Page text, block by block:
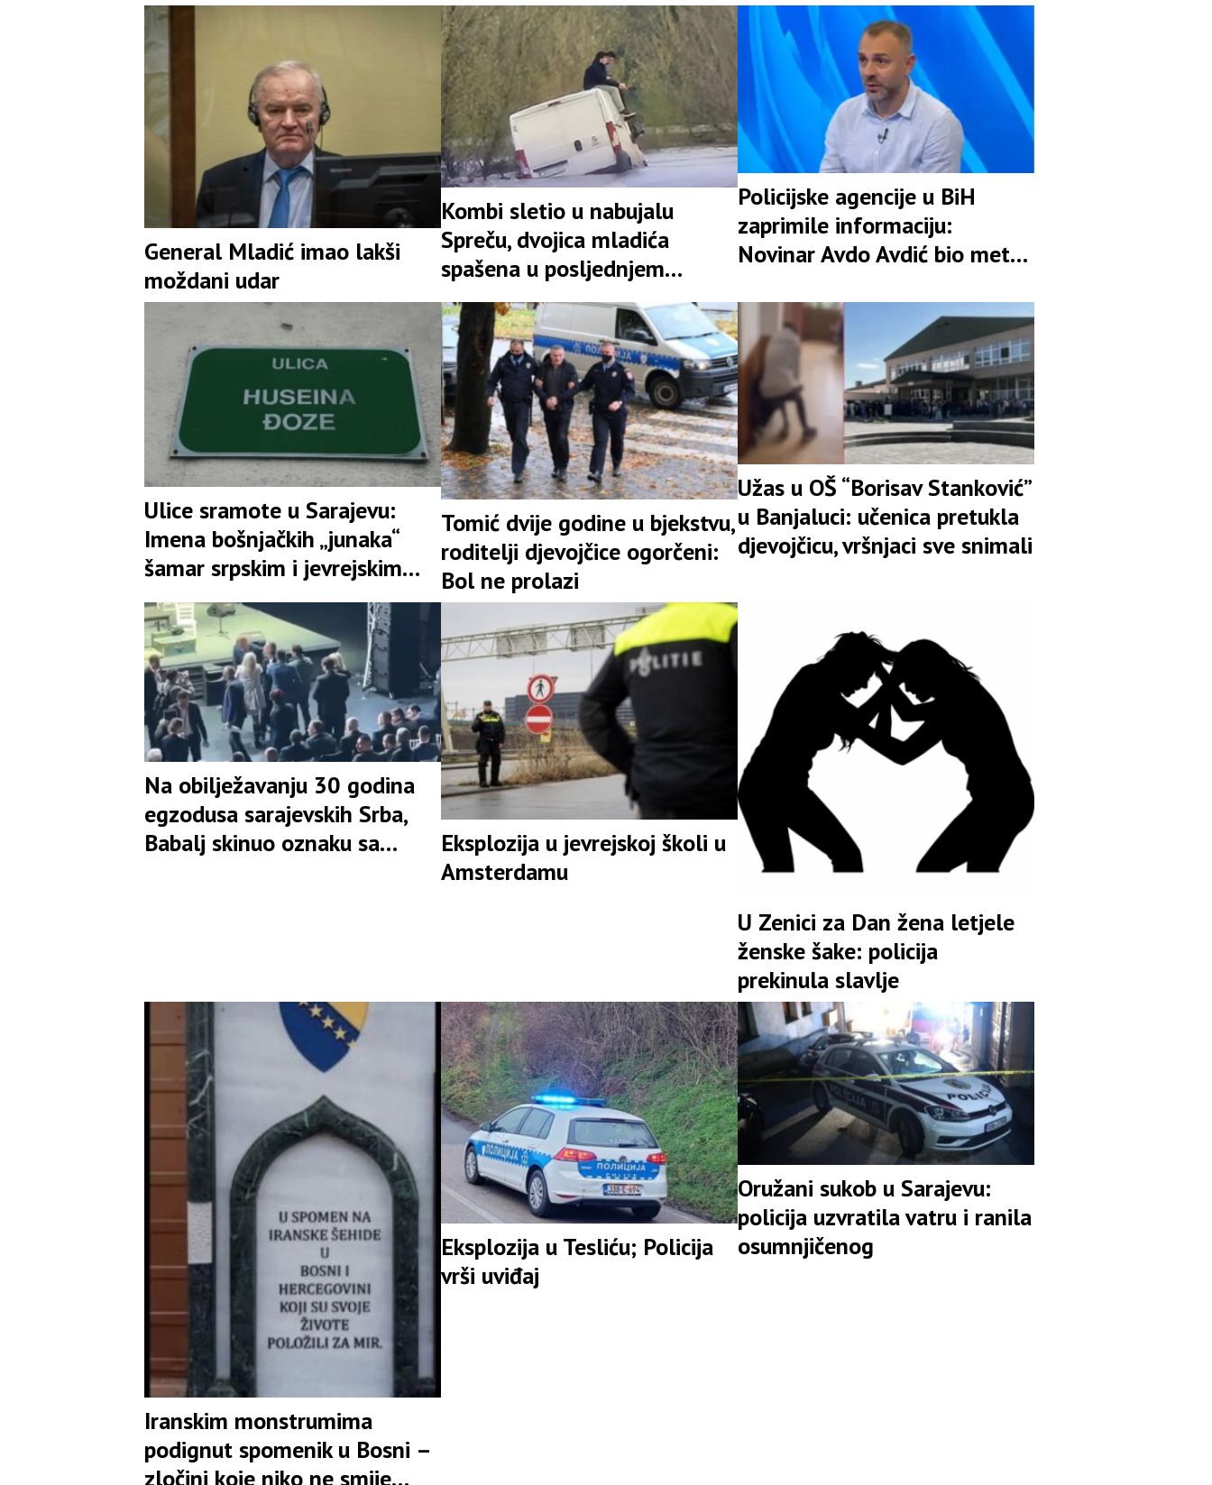
General Mladić imao lakši
moždani udar
Kombi sletio u nabujalu
Spreču, dvojica mladića
spašena u posljednjem
trenutku
Policijske agencije u BiH
zaprimile informaciju:
Novinar Avdo Avdić bio meta
Ulice sramote u Sarajevu:
Imena bošnjačkih „junaka“
šamar srpskim i jevrejskim
žrtvama
Tomić dvije godine u bjekstvu,
roditelji djevojčice ogorčeni:
Bol ne prolazi
Užas u OŠ “Borisav Stanković”
u Banjaluci: učenica pretukla
djevojčicu, vršnjaci sve snimali
Na obilježavanju 30 godina
egzodusa sarajevskih Srba,
Babalj skinuo oznaku sa
Eksplozija u jevrejskoj školi u
Amsterdamu
U Zenici za Dan žena letjele
ženske šake: policija
prekinula slavlje
Iranskim monstrumima
podignut spomenik u Bosni –
zločini koje niko ne smije
Eksplozija u Tesliću; Policija
vrši uviđaj
Oružani sukob u Sarajevu:
policija uzvratila vatru i ranila
osumnjičenog